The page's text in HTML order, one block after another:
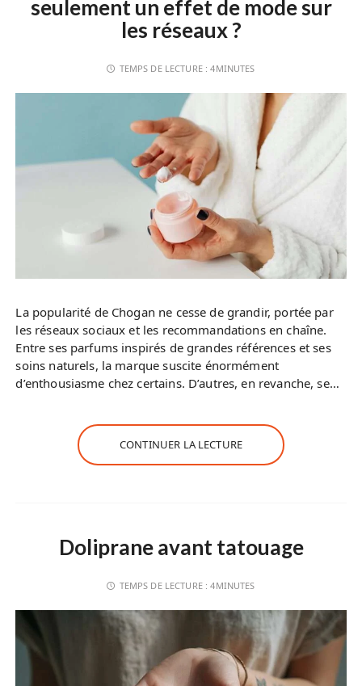
seulement un effet de mode sur
les réseaux ?
TEMPS DE LECTURE :4MINUTES
La popularité de Chogan ne cesse de grandir, portée par
les réseaux sociaux et les recommandations en chaîne.
Entre ses parfums inspirés de grandes références et ses
soins naturels, la marque suscite énormément
d’enthousiasme chez certains. D’autres, en revanche, se…
CONTINUER LA LECTURE
Doliprane avant tatouage
TEMPS DE LECTURE :4MINUTES